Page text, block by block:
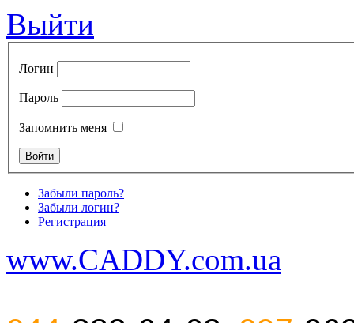
Выйти
Логин
Пароль
Запомнить меня
Забыли пароль?
Забыли логин?
Регистрация
www.CADDY.com.ua